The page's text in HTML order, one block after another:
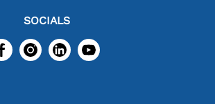
SOCIALS